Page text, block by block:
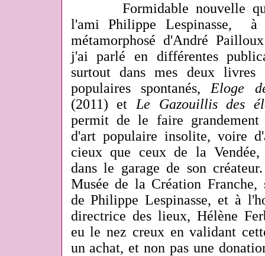
Formidable nouvelle
l'ami Philippe Lespinasse,
métamorphosé d'André
j'ai parlé en différentes
surtout dans mes deux livres
populaires spontanés, Eloge
(2011) et Le Gazouillis des
permit de le faire grandement
d'art populaire insolite, voire
cieux que ceux de la
dans le garage de son
Musée de la Création
de Philippe Lespinasse, et à
directrice des lieux, Hélène
eu le nez creux en validant
un achat, et non pas une